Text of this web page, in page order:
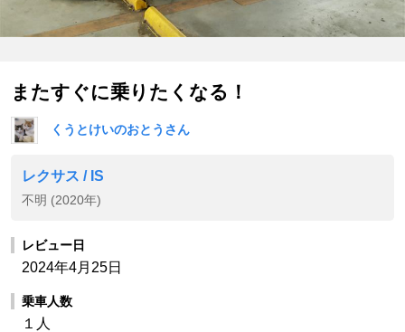
またすぐに乗りたくなる！
くうとけいのおとうさん
レクサス / IS
不明 (2020年)
レビュー日
2024年4月25日
乗車人数
１人